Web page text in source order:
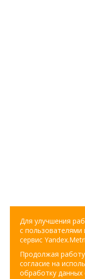
Для улучшения
с
сервис
Продолжая
согласие на
обработку данных